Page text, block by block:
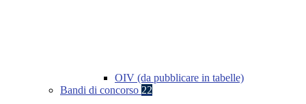
OIV (da pubblicare in tabelle)
Bandi di concorso 22